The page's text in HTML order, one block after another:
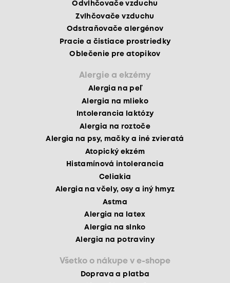
Odvlhčovače vzduchu
Zvlhčovače vzduchu
Odstraňovače alergénov
Pracie a čistiace prostriedky
Oblečenie pre atopikov
Alergie a ekzémy
Alergia na peľ
Alergia na mlieko
Intolerancia laktózy
Alergia na roztoče
Alergia na psy, mačky a iné zvieratá
Atopický ekzém
Histamínová intolerancia
Celiakia
Alergia na včely, osy a iný hmyz
Astma
Alergia na latex
Alergia na slnko
Alergia na potraviny
Všetko o nákupe v e-shope
Doprava a platba